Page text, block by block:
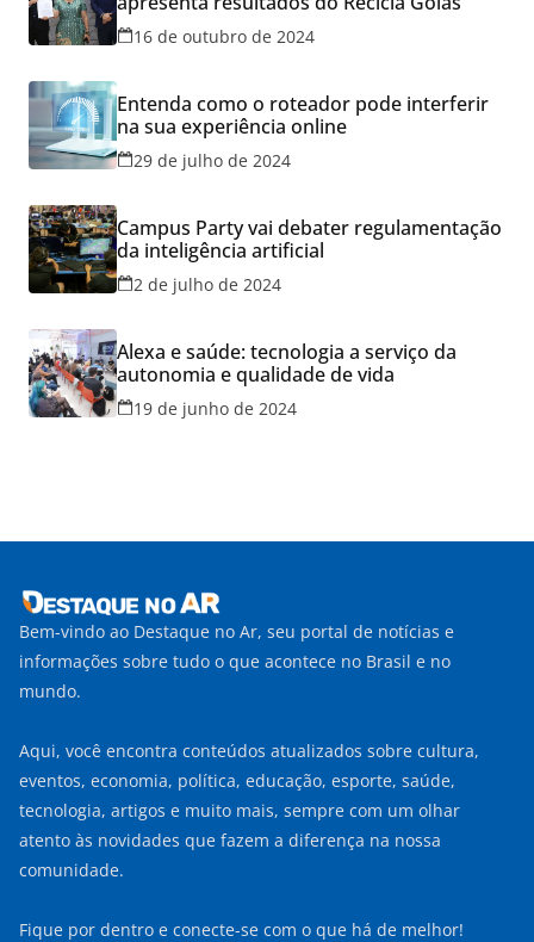
16 de outubro de 2024
Entenda como o roteador pode interferir
na sua experiência online
29 de julho de 2024
Campus Party vai debater regulamentação
da inteligência artificial
2 de julho de 2024
Alexa e saúde: tecnologia a serviço da
autonomia e qualidade de vida
19 de junho de 2024
Bem-vindo ao Destaque no Ar, seu portal de notícias e
informações sobre tudo o que acontece no Brasil e no
mundo.
Aqui, você encontra conteúdos atualizados sobre cultura,
eventos, economia, política, educação, esporte, saúde,
tecnologia, artigos e muito mais, sempre com um olhar
atento às novidades que fazem a diferença na nossa
comunidade.
Fique por dentro e conecte-se com o que há de melhor!